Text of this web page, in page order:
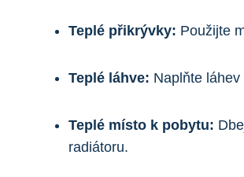
Teplé přikrývky: Použijte
Teplé láhve: Naplňte
Teplé místo k pobytu:
radiátoru.